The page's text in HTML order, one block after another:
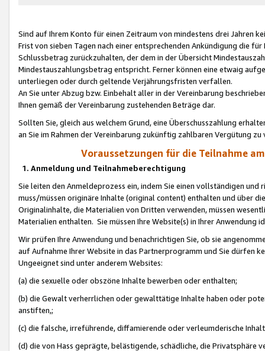
Sind auf Ihrem Konto für einen Zeitraum von mindestens drei Jahren
Frist von sieben Tagen nach einer entsprechenden Ankündigung die
Schlussbetrag zurückzuhalten, der dem in der Übersicht
Mindestauszahlungsbetrag entspricht. Ferner können eine etwaig
unterliegen oder durch geltende Verjährungsfristen verfallen.
An Sie unter Abzug bzw. Einbehalt aller in der Vereinbarung
Ihnen gemäß der Vereinbarung zustehenden Beträge dar.
Sollten Sie, gleich aus welchem Grund, eine Überschusszahlung
an Sie im Rahmen der Vereinbarung zukünftig zahlbaren Vergütung zu
Voraussetzungen für die Teilnahme
1. Anmeldung und Teilnahmeberechtigung
Sie leiten den Anmeldeprozess ein, indem Sie einen vollständigen
muss/müssen originäre Inhalte (original content) enthalten und über
Originalinhalte, die Materialien von Dritten verwenden, müssen
Materialien enthalten. Sie müssen Ihre Website(s) in Ihrer Anwendung
Wir prüfen Ihre Anwendung und benachrichtigen Sie, ob sie
auf Aufnahme Ihrer Website in das Partnerprogramm und Sie dürfen
Ungeeignet sind unter anderem Websites:
(a) die sexuelle oder obszöne Inhalte bewerben oder enthalten;
(b) die Gewalt verherrlichen oder gewalttätige Inhalte haben oder
anstiften,;
(c) die falsche, irreführende, diffamierende oder verleumderische
(d) die von Hass geprägte, belästigende, schädliche, die Privatsphäre